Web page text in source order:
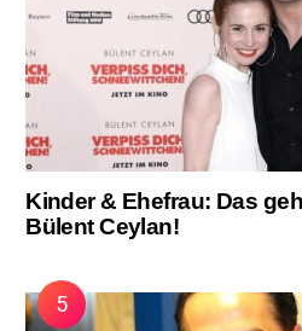
Kinder & Ehefrau: Das
Bülent Ceylan!